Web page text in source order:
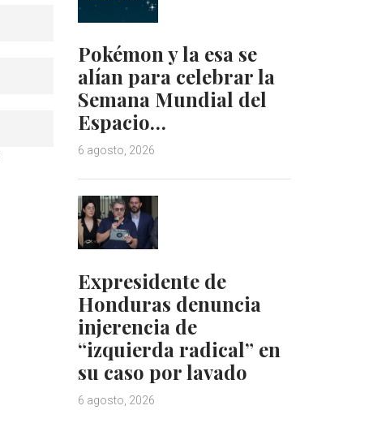
Pokémon y la esa se
alían para celebrar la
Semana Mundial del
Espacio…
6 agosto, 2026
Expresidente de
Honduras denuncia
injerencia de
“izquierda radical” en
su caso por lavado
6 agosto, 2026